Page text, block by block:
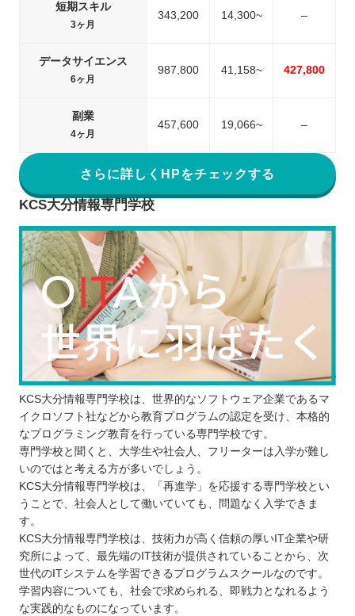
短期スキル
3ヶ月
343,200 14,300~ –
データサイエンス
6ヶ月
987,800 41,158~ 427,800
副業
4ヶ月
457,600 19,066~ –
さらに詳しくHPをチェックする
KCS大分情報専門学校
KCS大分情報専門学校は、世界的なソフトウェア企業であるマ
イクロソフト社などから教育プログラムの認定を受け、本格的
なプログラミング教育を行っている専門学校です。
専門学校と聞くと、大学生や社会人、フリーターは入学が難し
いのではと考える方が多いでしょう。
KCS大分情報専門学校は、「再進学」を応援する専門学校とい
うことで、社会人として働いていても、問題なく入学できま
す。
KCS大分情報専門学校は、技術力が高く信頼の厚いIT企業や研
究所によって、最先端のIT技術が提供されていることから、次
世代のITシステムを学習できるプログラムスクールなのです。
学習内容についても、社会で求められる、即戦力となれるよう
な実践的なものになっています。